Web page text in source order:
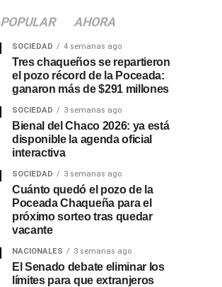
POPULAR AHORA
SOCIEDAD 4 semanas ago
Tres chaqueños se repartieron
el pozo récord de la Poceada:
ganaron más de $291 millones
SOCIEDAD 3 semanas ago
Bienal del Chaco 2026: ya está
disponible la agenda oficial
interactiva
SOCIEDAD 3 semanas ago
Cuánto quedó el pozo de la
Poceada Chaqueña para el
próximo sorteo tras quedar
vacante
NACIONALES 3 semanas ago
El Senado debate eliminar los
límites para que extranjeros